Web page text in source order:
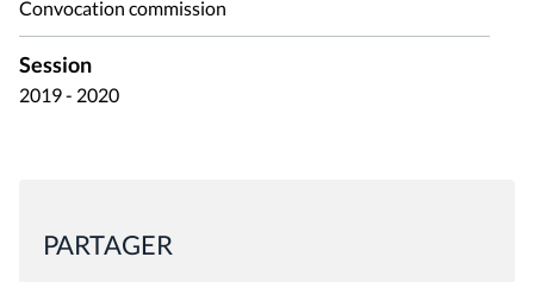
Convocation commission
Session
2019 - 2020
PARTAGER